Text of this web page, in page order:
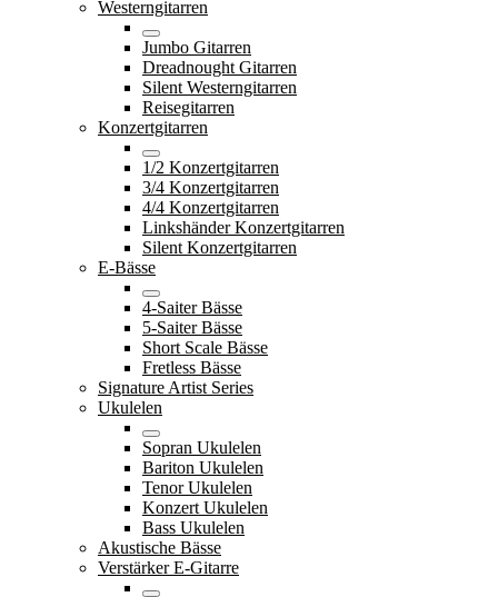
Westerngitarren
Jumbo Gitarren
Dreadnought Gitarren
Silent Westerngitarren
Reisegitarren
Konzertgitarren
1/2 Konzertgitarren
3/4 Konzertgitarren
4/4 Konzertgitarren
Linkshänder Konzertgitarren
Silent Konzertgitarren
E-Bässe
4-Saiter Bässe
5-Saiter Bässe
Short Scale Bässe
Fretless Bässe
Signature Artist Series
Ukulelen
Sopran Ukulelen
Bariton Ukulelen
Tenor Ukulelen
Konzert Ukulelen
Bass Ukulelen
Akustische Bässe
Verstärker E-Gitarre